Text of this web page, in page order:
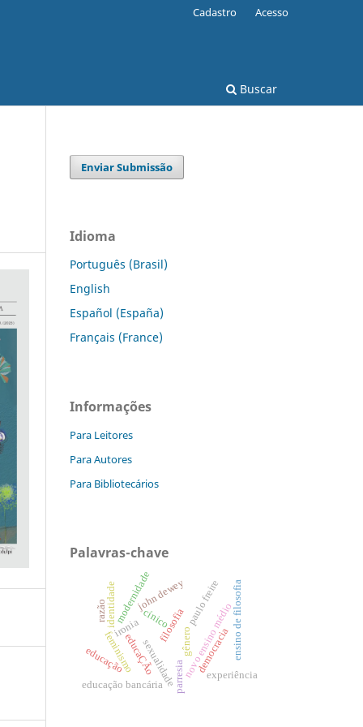
Buscar
Cadastro Acesso
Enviar Submissão
Idioma
Português (Brasil)
English
Español (España)
Français (France)
Informações
Para Leitores
Para Autores
Para Bibliotecários
Palavras-chave
filosofianovo ensino médio
cínico
ironia
identidade
gênero
sexualidade
modernidade
razão
democracia
feminismo
paulo freire
educaÇÃo
educação bancária
educação experiência
john dewey ensino de filosofia
parresia